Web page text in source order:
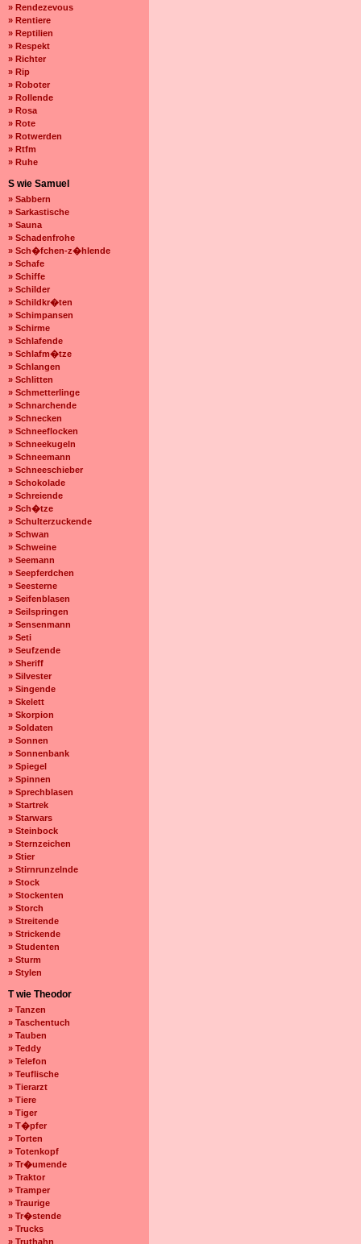
» Rendezevous
» Rentiere
» Reptilien
» Respekt
» Richter
» Rip
» Roboter
» Rollende
» Rosa
» Rote
» Rotwerden
» Rtfm
» Ruhe
S wie Samuel
» Sabbern
» Sarkastische
» Sauna
» Schadenfrohe
» Sch�fchen-z�hlende
» Schafe
» Schiffe
» Schilder
» Schildkr�ten
» Schimpansen
» Schirme
» Schlafende
» Schlafm�tze
» Schlangen
» Schlitten
» Schmetterlinge
» Schnarchende
» Schnecken
» Schneeflocken
» Schneekugeln
» Schneemann
» Schneeschieber
» Schokolade
» Schreiende
» Sch�tze
» Schulterzuckende
» Schwan
» Schweine
» Seemann
» Seepferdchen
» Seesterne
» Seifenblasen
» Seilspringen
» Sensenmann
» Seti
» Seufzende
» Sheriff
» Silvester
» Singende
» Skelett
» Skorpion
» Soldaten
» Sonnen
» Sonnenbank
» Spiegel
» Spinnen
» Sprechblasen
» Startrek
» Starwars
» Steinbock
» Sternzeichen
» Stier
» Stirnrunzelnde
» Stock
» Stockenten
» Storch
» Streitende
» Strickende
» Studenten
» Sturm
» Stylen
T wie Theodor
» Tanzen
» Taschentuch
» Tauben
» Teddy
» Telefon
» Teuflische
» Tierarzt
» Tiere
» Tiger
» T�pfer
» Torten
» Totenkopf
» Tr�umende
» Traktor
» Tramper
» Traurige
» Tr�stende
» Trucks
» Truthahn